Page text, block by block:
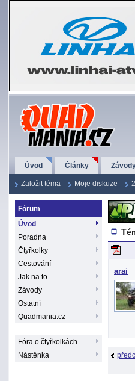
QuadMania.cz
Úvod Články
Založit téma Moje diskuze
Fórum
Úvod
Poradna
Čtyřkolky
Cestování
Jak na to
Závody
Ostatní
Quadmania.cz
Fóra o čtyřkolkách
Nástěnka
arai